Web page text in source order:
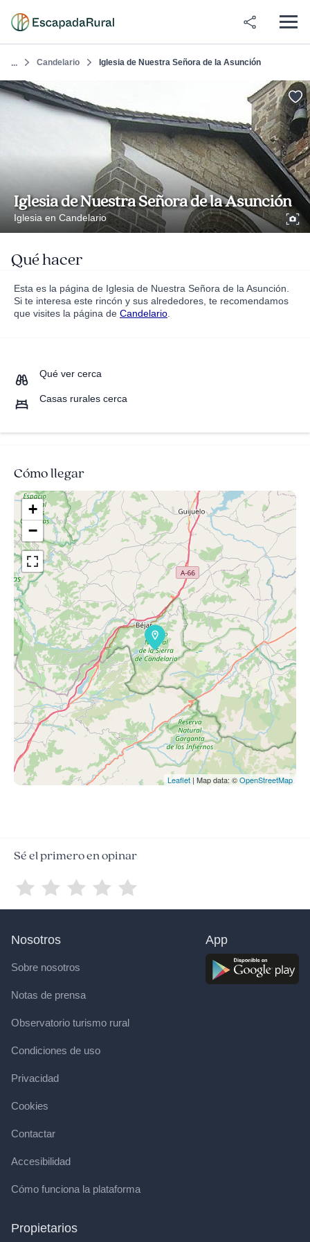
... Candelario Iglesia de Nuestra Señora de la Asunción
Iglesia de Nuestra Señora de la Asunción
Iglesia en Candelario
Qué hacer
Esta es la página de Iglesia de Nuestra Señora de la Asunción.
Si te interesa este rincón y sus alrededores, te recomendamos
que visites la página de Candelario
Qué ver cerca
Casas rurales cerca
Cómo llegar
+
−
Leaflet | Map data: ©OpenStreetMap
Sé el primero en opinar
Nosotros
Sobre nosotros
Notas de prensa
Observatorio turismo rural
Condiciones de uso
Privacidad
Cookies
Contactar
Accesibilidad
Cómo funciona la plataforma
Propietarios
App